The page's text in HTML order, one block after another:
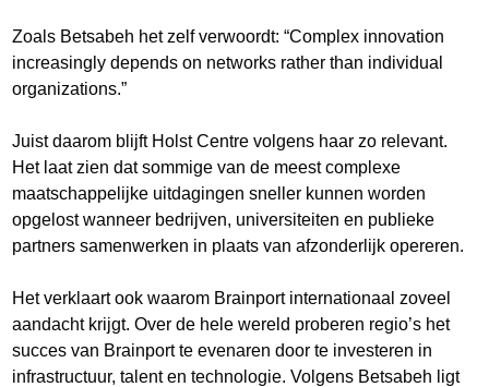
Zoals Betsabeh het zelf verwoordt: “Complex innovation
increasingly depends on networks rather than individual
organizations.”
Juist daarom blijft Holst Centre volgens haar zo relevant.
Het laat zien dat sommige van de meest complexe
maatschappelijke uitdagingen sneller kunnen worden
opgelost wanneer bedrijven, universiteiten en publieke
partners samenwerken in plaats van afzonderlijk opereren.
Het verklaart ook waarom Brainport internationaal zoveel
aandacht krijgt. Over de hele wereld proberen regio’s het
succes van Brainport te evenaren door te investeren in
infrastructuur, talent en technologie. Volgens Betsabeh ligt